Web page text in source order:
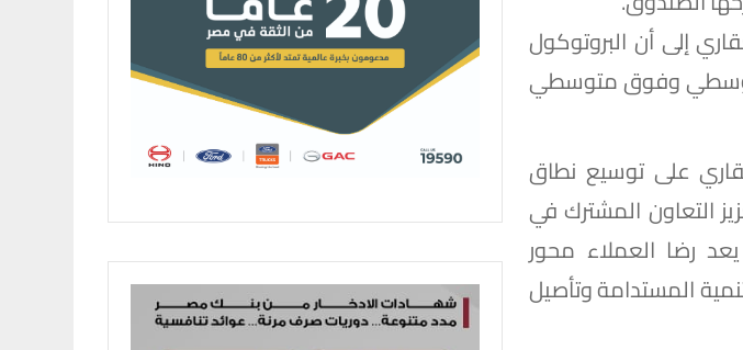
إلى أن البروتوكول
وفوق متوسطي
على توسيع نطاق
التعاون المشترك في
رضا العملاء محور
المستدامة وتأصيل